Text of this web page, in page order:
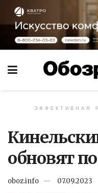
ЭФФЕКТИВНАЯ
обновят
oboz.info 07.09.2023